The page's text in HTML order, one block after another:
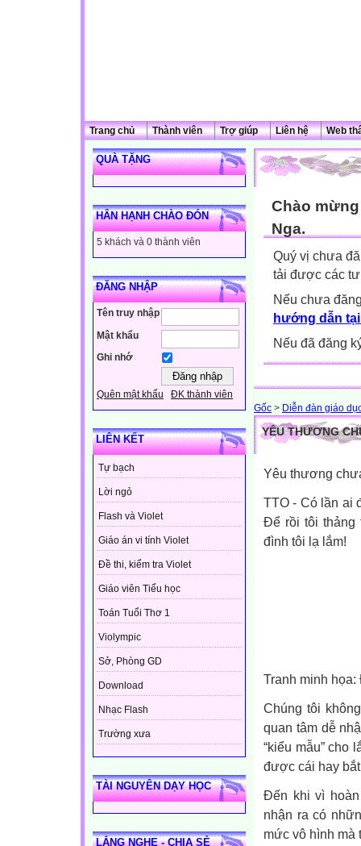
Trang chủ Thành viên Trợ giúp Liên hệ Web
QUÀ TẶNG
HÂN HẠNH CHÀO ĐÓN
5 khách và 0 thành viên
ĐĂNG NHẬP
Tên truy nhập
Mật khẩu
Ghi nhớ
Quên mật khẩu ĐK thành viên
LIÊN KẾT
Tự bạch
Lời ngỏ
Flash và Violet
Giáo án vi tính Violet
Đề thi, kiểm tra Violet
Giáo viên Tiểu học
Toán Tuổi Thơ 1
Violympic
Sở, Phòng GD
Download
Nhạc Flash
Trường xưa
TÀI NGUYÊN DẠY HỌC
LẮNG NGHE - CHIA SẺ
Chào
Nga.
Quý vị chưa
tải được các
Nếu chưa
hướng dẫn
Nếu đã đăng
Gốc > Diễn đàn giáo
YÊU THƯƠNG
Yêu thương
TTO - Có lần ai
Để rồi tôi thảng
đình tôi lạ lắm!
Tranh minh
Chúng tôi
quan tâm dễ
“kiểu mẫu” cho
được cái hay
Đến khi vì
nhận ra có
mức vô hình mà